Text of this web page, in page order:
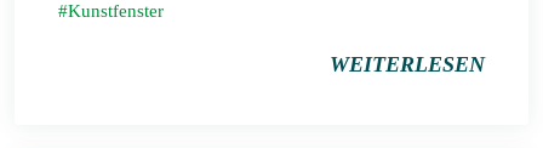
Kunstfenster
WEITERLESEN